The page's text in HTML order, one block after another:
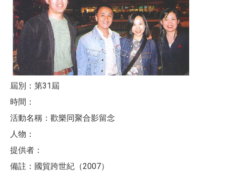
屆別：第31屆
時間：
活動名稱：歡樂同聚合影留念
人物：
提供者：
備註：國貿跨世紀（2007）